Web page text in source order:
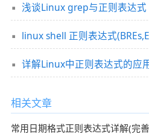
浅谈Linux grep与正则表达式
linux shell 正则表达式
详解Linux中正则表达式的应
相关文章
常用日期格式正则表达式详解(完善